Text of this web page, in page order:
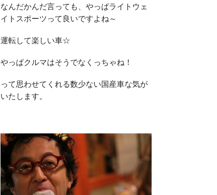
なんだかんだ言っても、やっぱライトウェ
イトスポーツって良いですよね～
運転して楽しい車☆
やっぱクルマはそうでなくっちゃね！
って思わせてくれる数少ない国産車な気が
いたします。